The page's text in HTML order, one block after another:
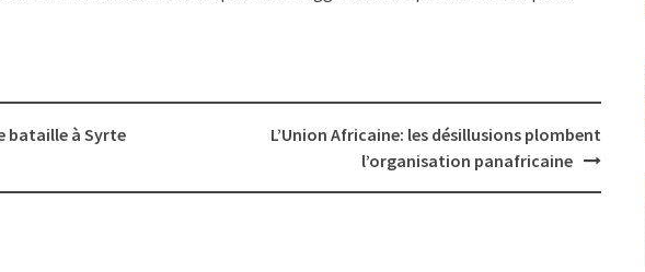
bataille à Syrte
L’Union Africaine: les désillusions plombent
l’organisation panafricaine